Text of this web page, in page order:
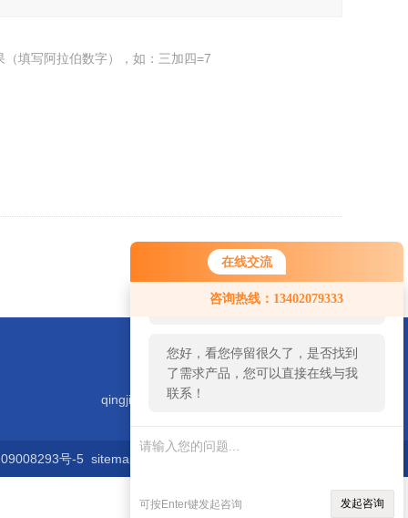
在线交流
咨询热线：13402079333
您好！欢迎前来咨询，很高兴为您
服务，请问您要咨询什么问题呢？
您好，看您停留很久了，是否找到
了需求产品，您可以直接在线与我
联系！
可按Enter键发起咨询 发起咨询
（填写阿拉伯数字），如：三加四=7
qingjiyiqi@zhongguoqingji.com
号-5 sitemap.xml